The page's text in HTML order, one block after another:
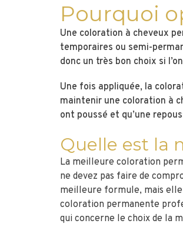
Pourquoi
Une coloration à cheveux
temporaires ou semi-
donc un très bon choix si
Une fois appliquée, la
maintenir une coloration à
ont poussé et qu’une
Quelle est la
La meilleure coloration
ne devez pas faire de
meilleure formule, mais elle
coloration permanente
qui concerne le choix de la